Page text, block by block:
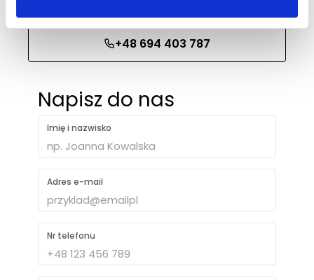
+48 694 403 787
Napisz do nas
Imię i nazwisko
Adres e-mail
Nr telefonu